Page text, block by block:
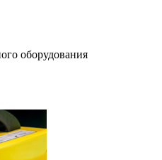
оборудования